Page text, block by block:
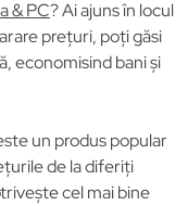
& PC? Ai ajuns în locul
prețuri, poți găsi
economisind bani și
un produs popular
de la diferiți
cel mai bine